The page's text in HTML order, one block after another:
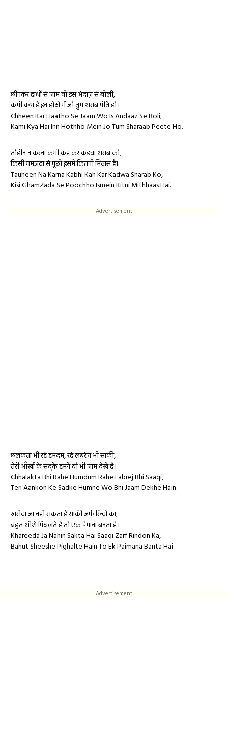
छीनकर हाथों से जाम वो इस अंदाज़ से बोली,
कमी क्या है इन होठों में जो तुम शराब पीते हो।
Chheen Kar Haatho Se Jaam Wo Is Andaaz Se Boli,
Kami Kya Hai Inn Hothho Mein Jo Tum Sharaab Peete Ho.
तौहीन न करना कभी कह कर कड़वा शराब को,
किसी ग़मजदा से पूछो इसमें कितनी मिठास है।
Tauheen Na Karna Kabhi Kah Kar Kadwa Sharab Ko,
Kisi GhamZada Se Poochho Ismein Kitni Mithhaas Hai.
Advertisement
छलकता भी रहे हमदम, रहे लबरेज भी साकी,
तेरी आँखों के सद्के हमने वो भी जाम देखे हैं।
Chhalakta Bhi Rahe Humdum Rahe Labrej Bhi Saaqi,
Teri Aankon Ke Sadke Humne Wo Bhi Jaam Dekhe Hain.
खरीदा जा नहीं सकता है साक़ी ज़र्फ़ रिन्दों का,
बहुत शीशे पिघलते हैं तो एक पैमाना बनता है।
Khareeda Ja Nahin Sakta Hai Saaqi Zarf Rindon Ka,
Bahut Sheeshe Pighalte Hain To Ek Paimana Banta Hai.
Advertisement